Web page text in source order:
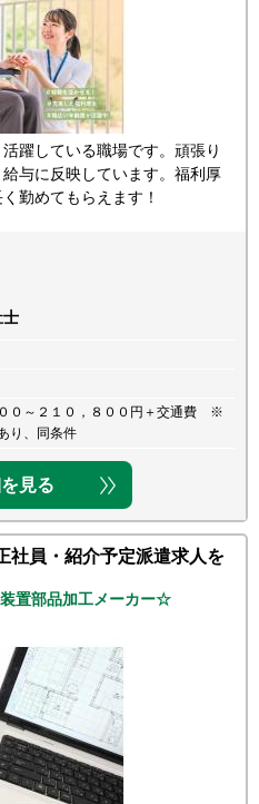
躍している職場です。頑張り
与に反映しています。福利厚
勤めてもらえます！
士
０～２１０，８００円＋交通費 ※
り、同条件
見る
社員・紹介予定派遣求人を
置部品加工メーカー☆